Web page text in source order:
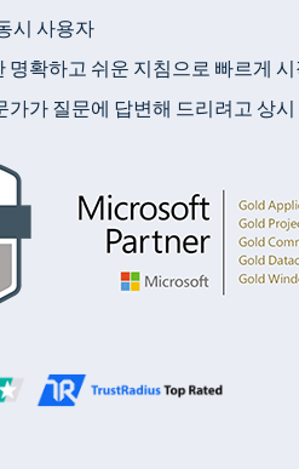
시 사용자
명확하고 쉬운 지침으로 빠르게
가가 질문에 답변해 드리려고 상시